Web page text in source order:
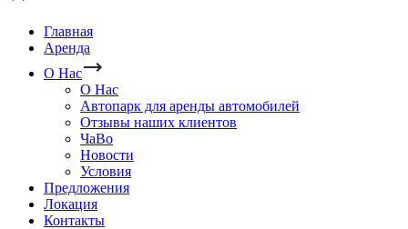
Главная
Аренда
О Нас
О Нас
Автопарк для аренды автомобилей
Отзывы наших клиентов
ЧаВо
Новости
Условия
Предложения
Локация
Контакты